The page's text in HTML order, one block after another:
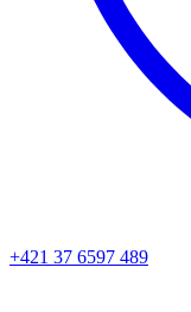
+421 37 6597 489